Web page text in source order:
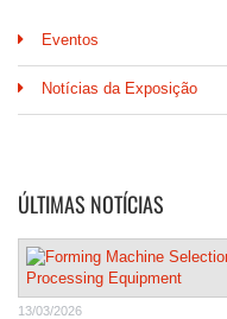
Eventos
Notícias da Exposição
ÚLTIMAS NOTÍCIAS
13/03/2026